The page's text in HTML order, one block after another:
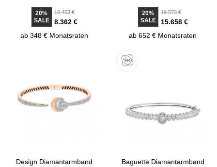
20%
SALE
10.453 €
8.362 €
ab 348 € Monatsraten
20%
SALE
19.573 €
15.658 €
ab 652 € Monatsraten
Design Diamantarmband Baguette Diamantarmband